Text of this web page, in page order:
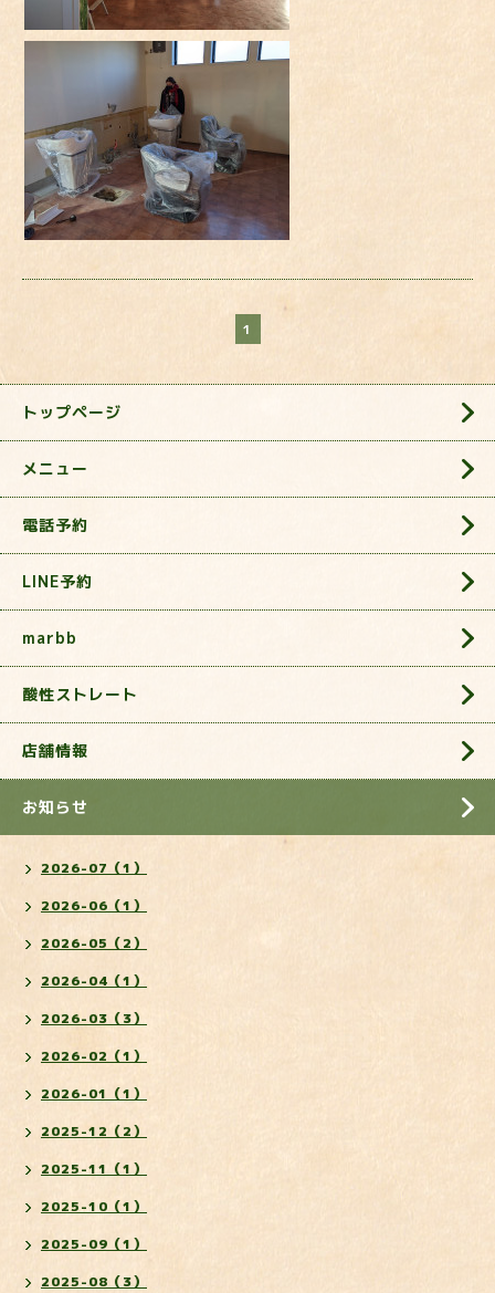
1
トップページ
メニュー
電話予約
LINE予約
marbb
酸性ストレート
店舗情報
お知らせ
2026-07（1）
2026-06（1）
2026-05（2）
2026-04（1）
2026-03（3）
2026-02（1）
2026-01（1）
2025-12（2）
2025-11（1）
2025-10（1）
2025-09（1）
2025-08（3）